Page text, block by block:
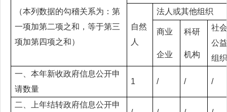
（本列数据的勾稽关系为：第
一项加第二项之和，等于第三
项加第四项之和）
自然
人
法人或其他组织
商业 科研
社会
公益
组织
企业 机构
一、本年新收政府信息公开申
请数量
1 / / /
二、上年结转政府信息公开申